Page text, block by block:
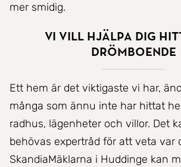
mer smidig.
Vi vill hjälpa dig
drömboende
Ett hem är det viktigaste vi har,
många som ännu inte har hittat
radhus, lägenheter och villor. Det
behövas expertråd för att veta var
SkandiaMäklarna i Huddinge kan